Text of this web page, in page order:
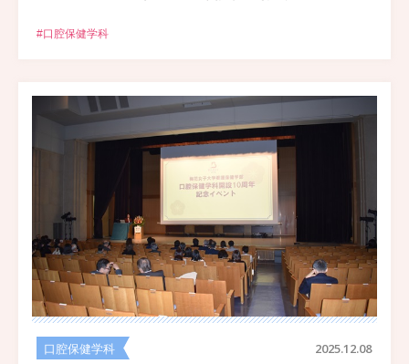
#口腔保健学科
口腔保健学科 2025.12.08